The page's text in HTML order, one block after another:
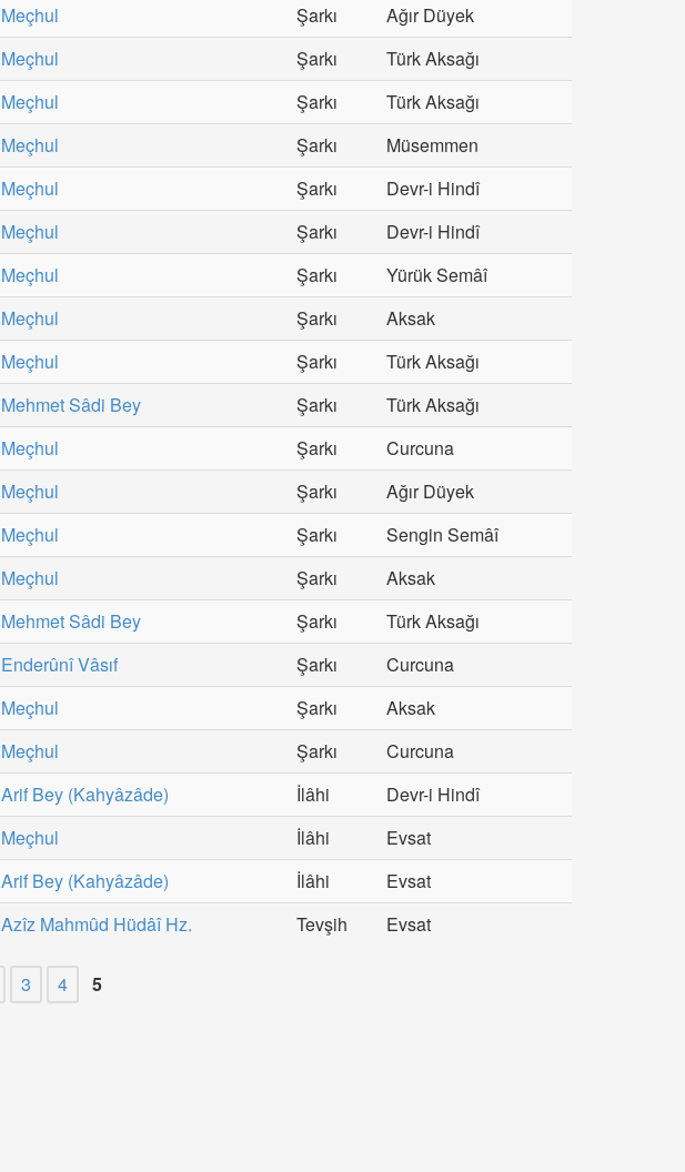
Meçhul Şarkı
Ağır Düyek
Meçhul Şarkı
Türk Aksağı
Meçhul Şarkı
Türk Aksağı
Meçhul Şarkı
Müsemmen
Meçhul Şarkı
Devr-i Hindî
Meçhul Şarkı
Devr-i Hindî
Meçhul Şarkı
Yürük Semâî
Meçhul Şarkı
Aksak
Meçhul Şarkı
Türk Aksağı
Mehmet Sâdi Bey Şarkı
Türk Aksağı
Meçhul Şarkı
Curcuna
Meçhul Şarkı
Ağır Düyek
Meçhul Şarkı
Sengin Semâî
Meçhul Şarkı
Aksak
Mehmet Sâdi Bey Şarkı
Türk Aksağı
Enderûnî Vâsıf Şarkı
Curcuna
Meçhul Şarkı
Aksak
Meçhul Şarkı
Curcuna
Arif Bey (Kahyâzâde) İlâhi
Devr-i Hindî
Meçhul İlâhi
Evsat
Arif Bey (Kahyâzâde) İlâhi
Evsat
Azîz Mahmûd Hüdâî Hz. Tevşih Evsat
3 4 5